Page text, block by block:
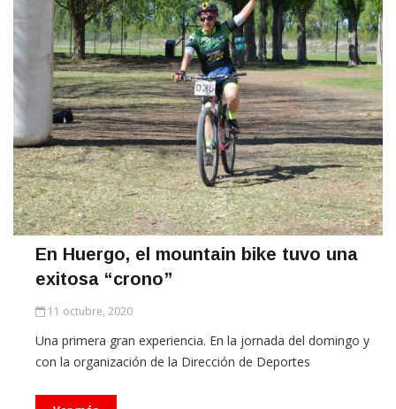
En Huergo, el mountain bike tuvo una
exitosa “crono”
11 octubre, 2020
Una primera gran experiencia. En la jornada del domingo y
con la organización de la Dirección de Deportes